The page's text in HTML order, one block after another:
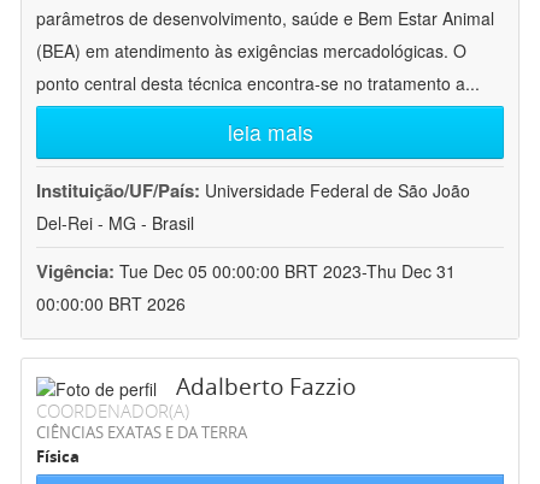
parâmetros de desenvolvimento, saúde e Bem Estar Animal
(BEA) em atendimento às exigências mercadológicas. O
ponto central desta técnica encontra-se no tratamento a...
leia mais
Instituição/UF/País: Universidade Federal de São João
Del-Rei - MG - Brasil
Vigência: Tue Dec 05 00:00:00 BRT 2023-Thu Dec 31
00:00:00 BRT 2026
Adalberto Fazzio
COORDENADOR(A)
CIÊNCIAS EXATAS E DA TERRA
Física